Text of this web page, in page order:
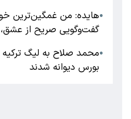
●هایده: من غمگین‌ترین
گفت‌وگویی صریح از عشق،
●محمد صلاح به لیگ
بورس دیوانه شدند